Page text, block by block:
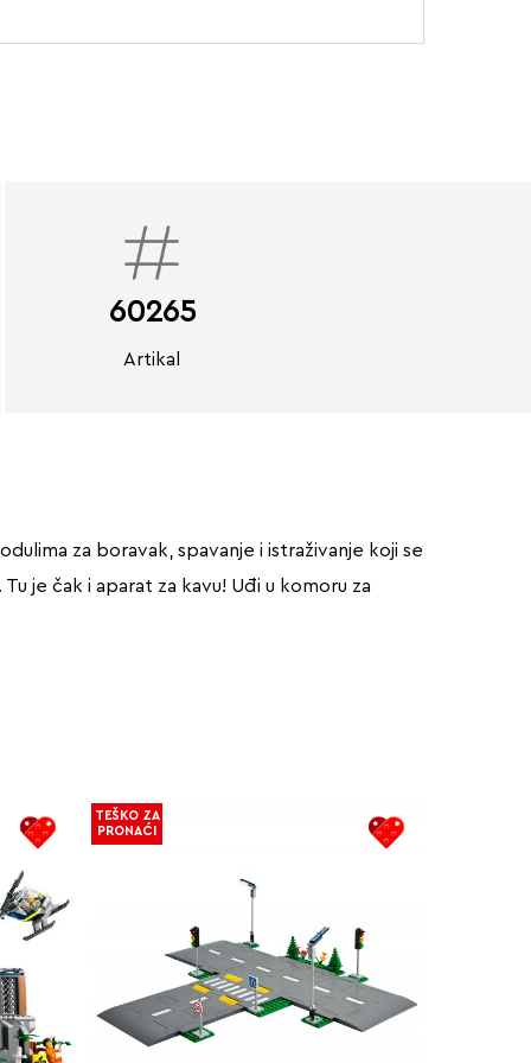
60265
Artikal
za boravak, spavanje i istraživanje koji se
je čak i aparat za kavu! Uđi u komoru za
TEŠKO ZA
PRONAĆI